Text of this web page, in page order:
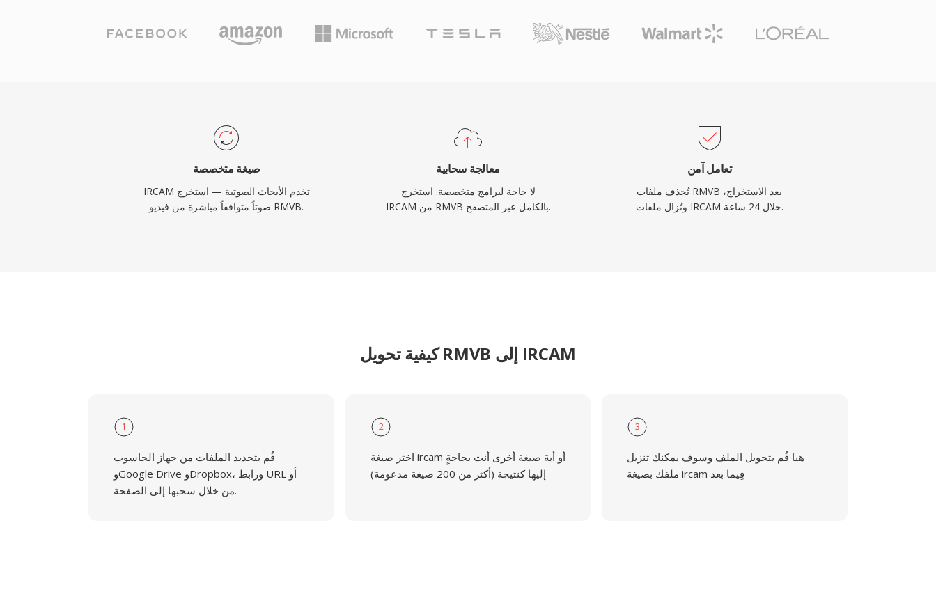
صيغة متخصصة
IRCAM تخدم الأبحاث الصوتية — استخرج
صوتاً متوافقاً مباشرة من فيديو RMVB.
معالجة سحابية
لا حاجة لبرامج متخصصة. استخرج
IRCAM من RMVB بالكامل عبر المتصفح.
تعامل آمن
تُحذف ملفات RMVB بعد الاستخراج،
وتُزال ملفات IRCAM خلال 24 ساعة.
كيفية تحويل RMVB إلى IRCAM
1
قُم بتحديد الملفات من جهاز الحاسوب
وGoogle Drive وDropbox، ورابط URL أو
من خلال سحبها إلى الصفحة.
2
اختر صيغة ircam أو أية صيغة أخرى أنت بحاجةٍ
إليها كنتيجة (أكثر من 200 صيغة مدعومة)
3
هيا قُم بتحويل الملف وسوف يمكنك تنزيل
ملفك بصيغة ircam فِيما بعد